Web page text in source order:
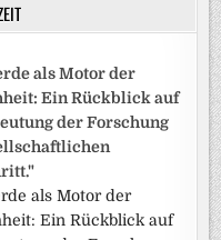
als Motor der
Ein Rückblick auf
der Forschung
als Motor der
Ein Rückblick auf